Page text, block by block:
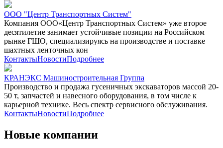
ООО "Центр Транспортных Систем"
Компания ООО«Центр Транспортных Систем» уже второе
десятилетие занимает устойчивые позиции на Российском
рынке ГШО, специализируясь на производстве и поставке
шахтных ленточных кон
КонтактыНовостиПодробнее
КРАНЭКС Машиностроительная Группа
Производство и продажа гусеничных экскаваторов массой 20-
50 т, запчастей и навесного оборудования, в том числе к
карьерной технике. Весь спектр сервисного обслуживания.
КонтактыНовостиПодробнее
Новые компании